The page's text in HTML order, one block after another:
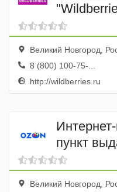
Великий Новгород, Россия,
8 (800) 100-75-...
http://wildberries.ru
пункт
Великий Новгород, Россия,